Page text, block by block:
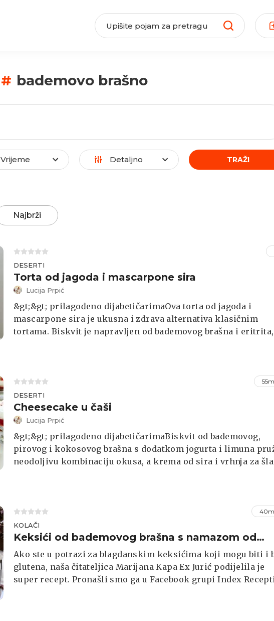
# bademovo brašno
Vrijeme Detaljno TRAŽI
Najbrži
DESERTI
Torta od jagoda i mascarpone sira
Lucija Prpić
&gt;&gt; prilagođeno dijabetičarimaOva torta od jagoda i
mascarpone sira je ukusna i zdrava alternativa klasičnim
tortama. Biskvit je napravljen od bademovog brašna i
DESERTI
Cheesecake u čaši
Lucija Prpić
&gt;&gt; prilagođeno dijabetičarimaBiskvit od bademovog,
pirovog i kokosovog brašna s dodatkom jogurta i limuna
neodoljivu kombinaciju okusa, a krema od sira i vrhnja za
KOLAČI
Keksići od bademovog brašna s namazom od
domaće karamele
Ako ste u potrazi za blagdanskim keksićima koji mogu biti i
glutena, naša čitateljica Marijana Kapa Ex Jurić podijelila je
super recept. Pronašli smo ga u Facebook grupi Index